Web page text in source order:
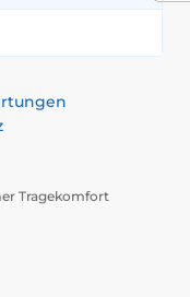
Tragekomfort